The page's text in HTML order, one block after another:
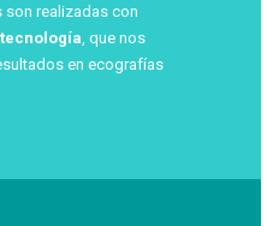
realizadas con
, que nos
en ecografías